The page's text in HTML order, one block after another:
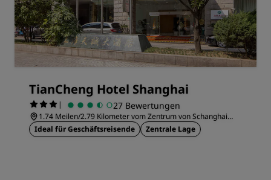
TianCheng Hotel Shanghai
| 27 Bewertungen
1.74 Meilen/2.79 Kilometer vom Zentrum von Schanghai
entfernt
Ideal für Geschäftsreisende Zentrale Lage